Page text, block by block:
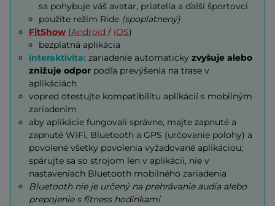
sa pohybuje váš avatar, priatelia a ďalší športovci
použite režim Ride(spoplatnený)
FitShow (Android / iOS)
bezplatná aplikácia
interaktivita:zariadenie automatickyzvyšuje alebo
znižuje odpor podľa prevýšenia na trase v
aplikáciách
vopred otestujte kompatibilitu aplikácií s mobilným
zariadením
aby aplikácie fungovali správne, majte zapnuté a
zapnuté WiFi, Bluetooth a GPS (určovanie polohy) a
povolené všetky povolenia vyžadované aplikáciou;
spárujte sa so strojom len v aplikácii, nie v
nastaveniach Bluetooth mobilného zariadenia
Bluetooth nie je určený na prehrávanie audia alebo
prepojenie s fitness hodinkami